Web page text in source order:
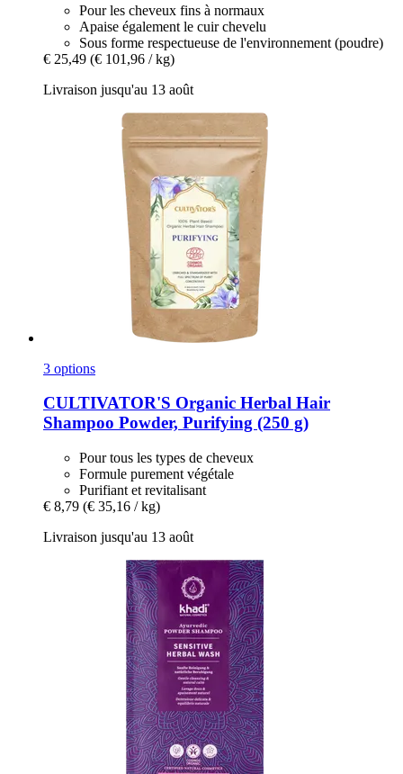
Pour les cheveux fins à normaux
Apaise également le cuir chevelu
Sous forme respectueuse de l'environnement (poudre)
€ 25,49 (€ 101,96 / kg)
Livraison jusqu'au 13 août
3 options
CULTIVATOR'S Organic Herbal Hair
Shampoo Powder, Purifying (250 g)
Pour tous les types de cheveux
Formule purement végétale
Purifiant et revitalisant
€ 8,79 (€ 35,16 / kg)
Livraison jusqu'au 13 août